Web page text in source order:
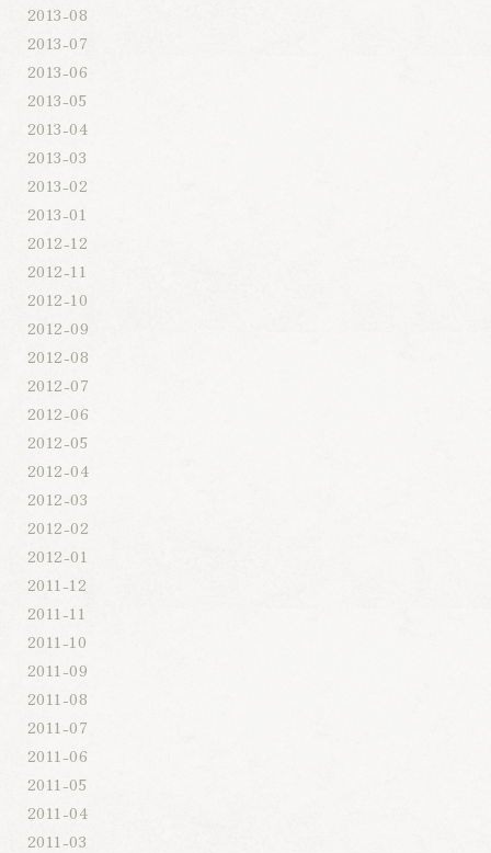
2013-08
2013-07
2013-06
2013-05
2013-04
2013-03
2013-02
2013-01
2012-12
2012-11
2012-10
2012-09
2012-08
2012-07
2012-06
2012-05
2012-04
2012-03
2012-02
2012-01
2011-12
2011-11
2011-10
2011-09
2011-08
2011-07
2011-06
2011-05
2011-04
2011-03